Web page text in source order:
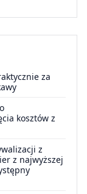
za
kosztów z
z
z najwyższej